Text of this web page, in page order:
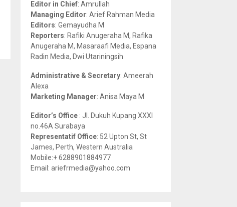
r
:
R
H
Editor in Chief: Amrullah
Managing Editor: Arief Rahman Media
Editors: Gemayudha M
Reporters: Rafiki Anugeraha M, Rafika
Anugeraha M, Masaraafi Media, Espana
Radin Media, Dwi Utariningsih
Administrative & Secretary: Ameerah
Alexa
Marketing Manager: Anisa Maya M
Editor’s Office : Jl. Dukuh Kupang XXXI
no.46A Surabaya
Representatif Office: 52 Upton St, St
James, Perth, Western Australia
Mobile:+ 6288901884977
Email: ariefrmedia@yahoo.com